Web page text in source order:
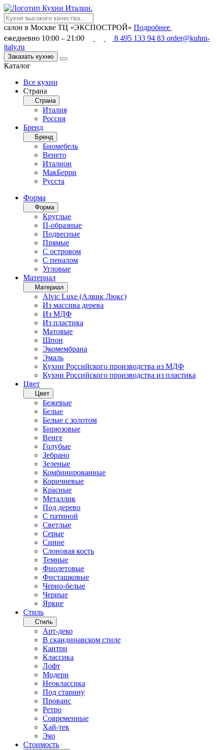
салон в Москве ТЦ «ЭКСПОСТРОЙ» Подробнее
ежедневно 10:00 – 21:00
8 495 133 94 83 order@kuhni-
italy.ru
Заказать кухню
Каталог
Все кухни
Страна
Страна
Италия
Россия
Бренд
Бренд
Биомебель
Венето
Италион
МакБерри
Русста
Форма
Форма
Круглые
П-образные
Подвесные
Прямые
С островом
С пеналом
Угловые
Материал
Материал
Alvic Luxe (Алвик Люкс)
Из массива дерева
Из МДФ
Из пластика
Матовые
Шпон
Экомембрана
Эмаль
Кухни Российского производства из МДФ
Кухни Российского производства из пластика
Цвет
Цвет
Бежевые
Белые
Белые с золотом
Бирюзовые
Венге
Голубые
Зебрано
Зеленые
Комбинированные
Коричневые
Красные
Металлик
Под дерево
С патиной
Светлые
Серые
Синие
Слоновая кость
Темные
Фиолетовые
Фисташковые
Черно-белые
Черные
Яркие
Стиль
Стиль
Арт-деко
В скандинавском стиле
Кантри
Классика
Лофт
Модерн
Неоклассика
Под старину
Прованс
Ретро
Современные
Хай-тек
Эко
Стоимость